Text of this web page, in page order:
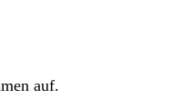
auf.